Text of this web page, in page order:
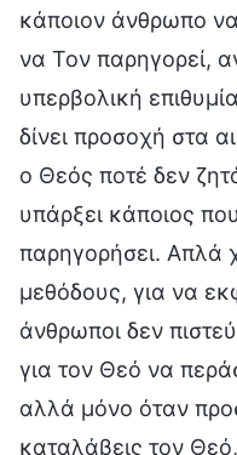
κάποιον άνθρωπο
να Τον παρηγορεί,
υπερβολική
δίνει προσοχή στα
ο Θεός ποτέ δεν
υπάρξει κάποιος
παρηγορήσει. Απλά
μεθόδους, για να
άνθρωποι δεν
για τον Θεό να
αλλά μόνο όταν
καταλάβεις τον